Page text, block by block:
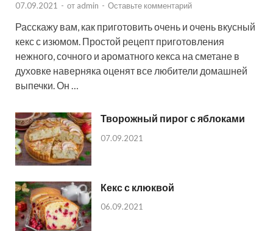
07.09.2021 - от admin - Оставьте комментарий
Расскажу вам, как приготовить очень и очень вкусный
кекс с изюмом. Простой рецепт приготовления
нежного, сочного и ароматного кекса на сметане в
духовке наверняка оценят все любители домашней
выпечки. Он …
Творожный пирог с яблоками
07.09.2021
Кекс с клюквой
06.09.2021